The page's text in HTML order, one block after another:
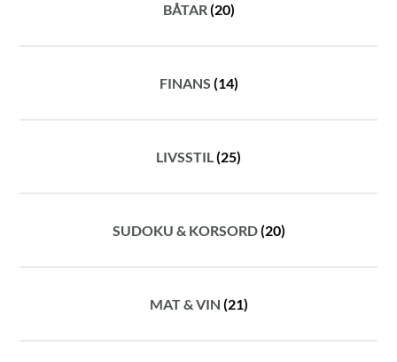
BÅTAR(20)
FINANS (14)
LIVSSTIL(25)
SUDOKU & KORSORD(20)
MAT & VIN (21)